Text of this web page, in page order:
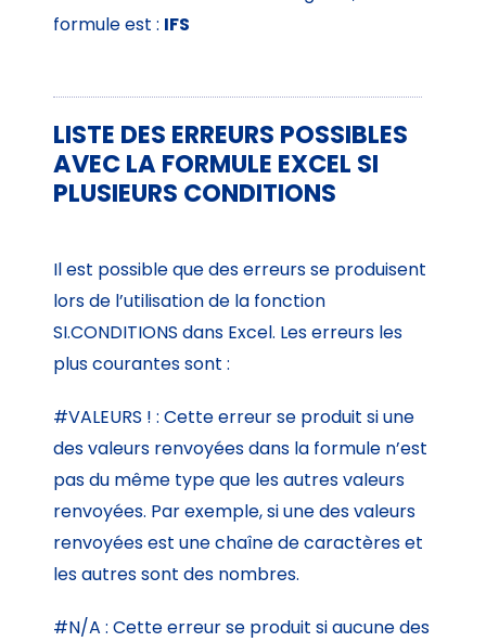
formule est : IFS
LISTE DES ERREURS POSSIBLES
AVEC LA FORMULE EXCEL SI
PLUSIEURS CONDITIONS
Il est possible que des erreurs se produisent
lors de l’utilisation de la fonction
SI.CONDITIONS dans Excel. Les erreurs les
plus courantes sont :
#VALEURS ! : Cette erreur se produit si une
des valeurs renvoyées dans la formule n’est
pas du même type que les autres valeurs
renvoyées. Par exemple, si une des valeurs
renvoyées est une chaîne de caractères et
les autres sont des nombres.
#N/A : Cette erreur se produit si aucune des